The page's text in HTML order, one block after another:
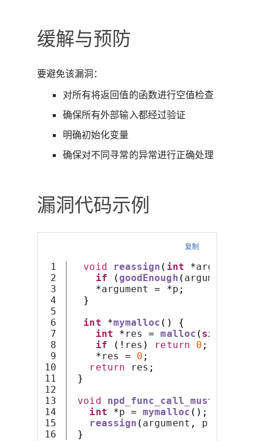
缓解与预防
要避免该漏洞：
对所有将返回值的函数进行空值检查
确保所有外部输入都经过验证
明确初始化变量
确保对不同寻常的异常进行正确处理
漏洞代码示例
复制
1
2
3
4
5
6
7
8
9
10
11
12
13
14
15
void reassign ( int *argument
if
(goodEnough ( argument
*argument = *p ;
}
int
*mymalloc ()
{
int
*res = malloc ( sizeof
if
(! res ) return 0 ;
*res = 0 ;
return res ;
}
void
npd_func_call_must
int
*p = mymalloc ();
reassign ( argument , p
}